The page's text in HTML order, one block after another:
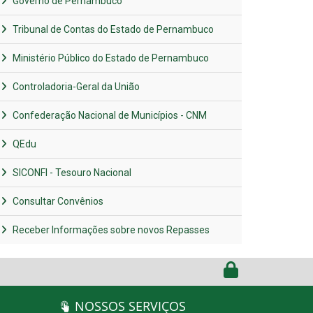
Tribunal de Contas do Estado de Pernambuco
Ministério Público do Estado de Pernambuco
Controladoria-Geral da União
Confederação Nacional de Municípios - CNM
QEdu
SICONFI - Tesouro Nacional
Consultar Convênios
Receber Informações sobre novos Repasses
NOSSOS SERVIÇOS